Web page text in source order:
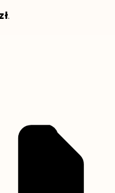
.